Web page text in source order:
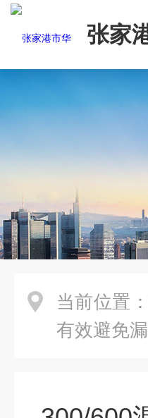
张家
司
当前位置：
有效避免